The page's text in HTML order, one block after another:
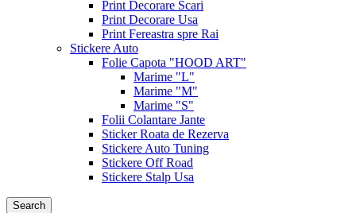
Print Decorare Scari
Print Decorare Usa
Print Fereastra spre Rai
Stickere Auto
Folie Capota "HOOD ART"
Marime "L"
Marime "M"
Marime "S"
Folii Colantare Jante
Sticker Roata de Rezerva
Stickere Auto Tuning
Stickere Off Road
Stickere Stalp Usa
Search